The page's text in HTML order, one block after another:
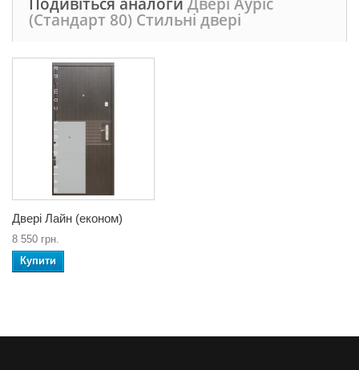
(Стандарт 80) Стильні двері
Двері Лайн (економ)
8 550 грн.
Купити